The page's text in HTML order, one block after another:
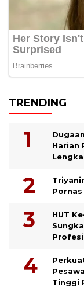
TRENDING
Harian
Pornas
HUT
Tinggi